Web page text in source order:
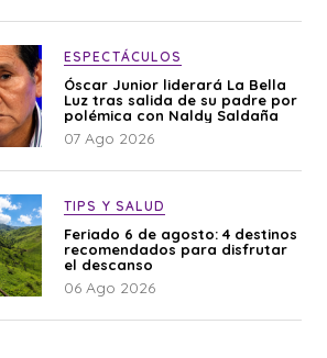
ESPECTÁCULOS
Óscar Junior liderará La Bella
Luz tras salida de su padre por
polémica con Naldy Saldaña
07 Ago 2026
TIPS Y SALUD
Feriado 6 de agosto: 4 destinos
recomendados para disfrutar
el descanso
06 Ago 2026